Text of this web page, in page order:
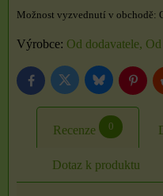
Výrobce: Od dodavatele,
FacebookTwitter Bluesky
Recenze 0
Dotaz k produktu